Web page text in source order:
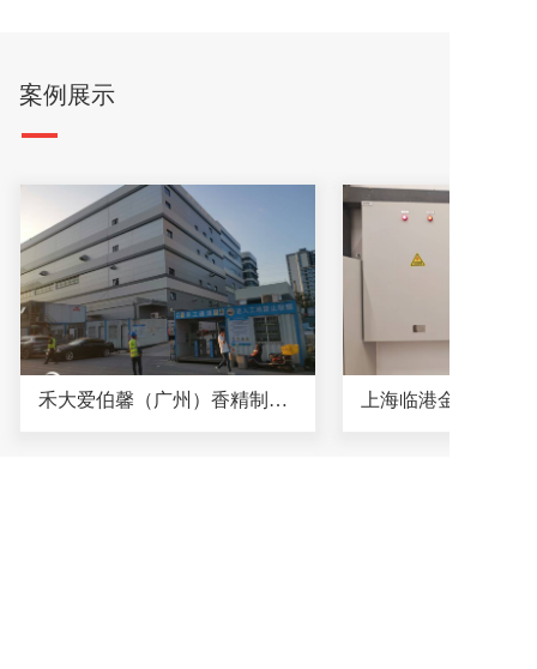
案例展示
禾大爱伯馨（广州）香精制造有限公司 上海临港金融湾项目